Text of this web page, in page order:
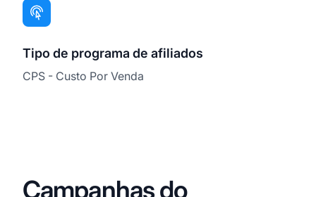
Tipo de programa de afiliados
CPS - Custo Por Venda
Campanhas do